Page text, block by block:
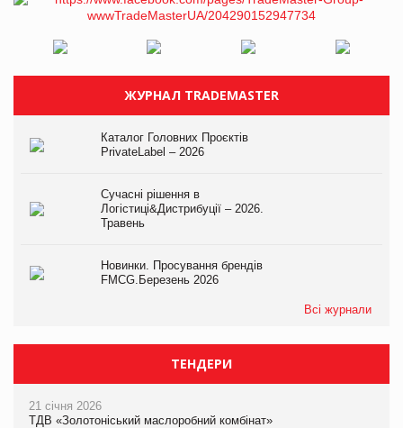
ЖУРНАЛ TRADEMASTER
Каталог Головних Проєктів
PrivateLabel – 2026
Сучасні рішення в
Логістиці&Дистрибуції – 2026.
Травень
Новинки. Просування брендів
FMCG.Березень 2026
Всі журнали
ТЕНДЕРИ
21 січня 2026
ТДВ «Золотоніський маслоробний комбінат»